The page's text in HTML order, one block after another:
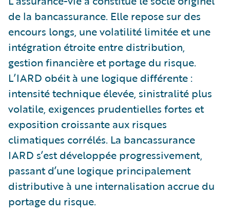
de la bancassurance. Elle repose sur des
encours longs, une volatilité limitée et une
intégration étroite entre distribution,
gestion financière et portage du risque.
L’IARD obéit à une logique différente :
intensité technique élevée, sinistralité plus
volatile, exigences prudentielles fortes et
exposition croissante aux risques
climatiques corrélés. La bancassurance
IARD s’est développée progressivement,
passant d’une logique principalement
distributive à une internalisation accrue du
portage du risque.